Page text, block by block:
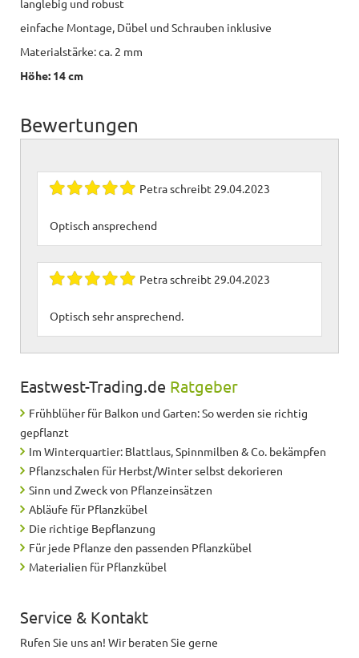
einfache Montage, Dübel und Schrauben inklusive
Materialstärke: ca. 2 mm
Höhe: 14 cm
Bewertungen
Petraschreibt 29.04.2023
Optisch ansprechend
Petraschreibt 29.04.2023
Optisch sehr ansprechend.
Eastwest-Trading.de Ratgeber
Frühblüher für Balkon und Garten: So werden sie richtig
gepflanzt
Im Winterquartier: Blattlaus, Spinnmilben & Co. bekämpfen
Pflanzschalen für Herbst/Winter selbst dekorieren
Sinn und Zweck von Pflanzeinsätzen
Abläufe für Pflanzkübel
Die richtige Bepflanzung
Für jede Pflanze den passenden Pflanzkübel
Materialien für Pflanzkübel
Service & Kontakt
Rufen Sie uns an! Wir beraten Sie gerne